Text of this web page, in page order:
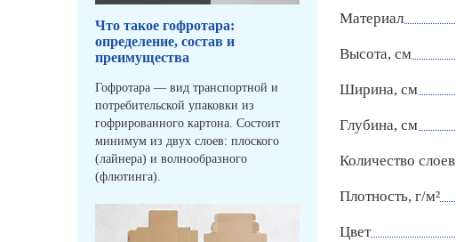
Что такое гофротара:
определение, состав и
преимущества
Гофротара — вид транспортной и
потребительской упаковки из
гофрированного картона. Состоит
минимум из двух слоев: плоского
(лайнера) и волнообразного
(флютинга).
Материал
Высота, см
Ширина, см
Глубина, см
Количество слоев
Плотность, г/м²
Цвет